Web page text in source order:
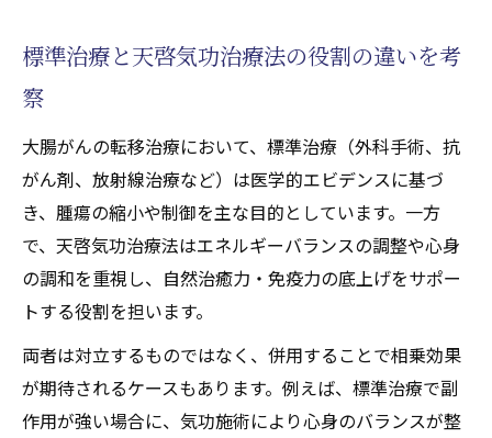
標準治療と天啓気功治療法の役割の違いを考
察
大腸がんの転移治療において、標準治療（外科手術、抗
がん剤、放射線治療など）は医学的エビデンスに基づ
き、腫瘍の縮小や制御を主な目的としています。一方
で、天啓気功治療法はエネルギーバランスの調整や心身
の調和を重視し、自然治癒力・免疫力の底上げをサポー
トする役割を担います。
両者は対立するものではなく、併用することで相乗効果
が期待されるケースもあります。例えば、標準治療で副
作用が強い場合に、気功施術により心身のバランスが整